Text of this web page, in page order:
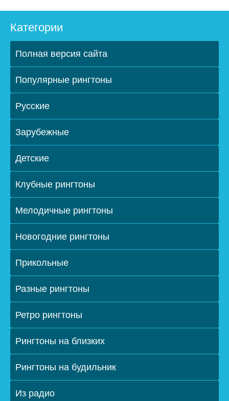
Категории
Полная версия сайта
Популярные рингтоны
Русские
Зарубежные
Детские
Клубные рингтоны
Мелодичные рингтоны
Новогодние рингтоны
Прикольные
Разные рингтоны
Ретро рингтоны
Рингтоны на близких
Рингтоны на будильник
Из радио